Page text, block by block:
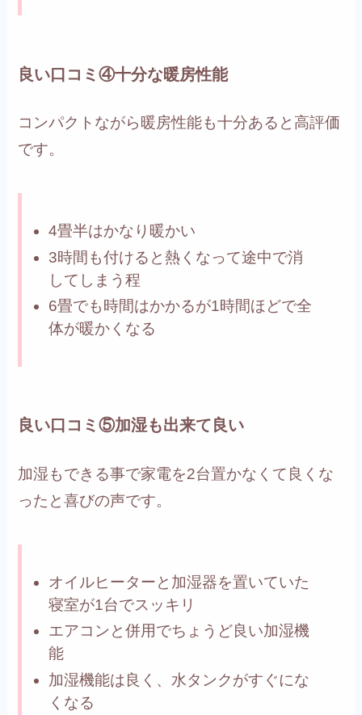
良い口コミ④十分な暖房性能
コンパクトながら暖房性能も十分あると高評価
です。
4畳半はかなり暖かい
3時間も付けると熱くなって途中で消
してしまう程
6畳でも時間はかかるが1時間ほどで全
体が暖かくなる
良い口コミ⑤加湿も出来て良い
加湿もできる事で家電を2台置かなくて良くな
ったと喜びの声です。
オイルヒーターと加湿器を置いていた
寝室が1台でスッキリ
エアコンと併用でちょうど良い加湿機
能
加湿機能は良く、水タンクがすぐにな
くなる